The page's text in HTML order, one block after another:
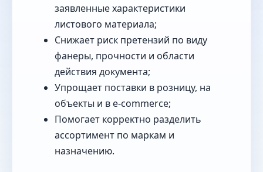
заявленные характеристики
листового материала;
Снижает риск претензий по виду
фанеры, прочности и области
действия документа;
Упрощает поставки в розницу, на
объекты и в e-commerce;
Помогает корректно разделить
ассортимент по маркам и
назначению.